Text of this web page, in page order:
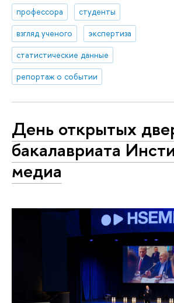
профессора
студенты
взгляд ученого
экспертиза
статистические данные
репортаж о событии
День открытых
бакалавриата
медиа